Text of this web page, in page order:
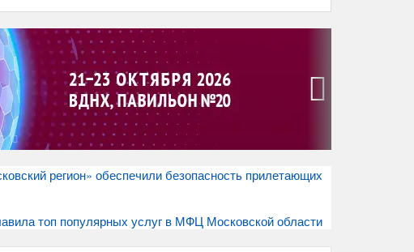
регион» обеспечили безопасность прилетающих
топ популярных услуг в МФЦ Московской области